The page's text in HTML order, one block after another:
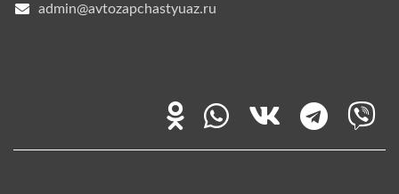
admin@avtozapchastyuaz.ru